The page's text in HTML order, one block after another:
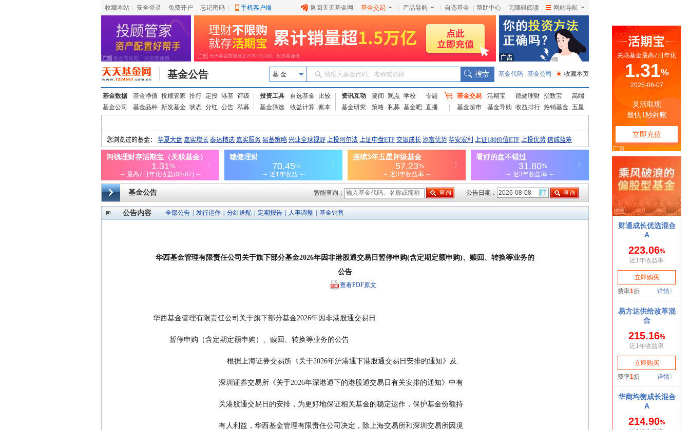
收藏本站 安全登录 免费开户 忘记密码 手机客户端 返回天天基金网 基金交易 产品导购 自选基金 帮助中心 无障碍阅读 网站导航
基金公告 基 金 请输入基金代码、名称或简拼 基金代码 基金公司 ★ 收藏本页
基金数据 基金净值 投顾管家 排行 定投 港基 评级
基金公司
基金品种 新发基金 状态 分红 公告 私募
投资工具 自选基金
比较
基金筛选
收益计算 账本
资讯互动 要闻 观点 学校
专题
基金研究
策略 私募 基金吧 直播
基金交易 活期宝 稳健理财 指数宝
高端
基金超市
基金导购 收益排行 热销基金 五星
基金公告 智能查询： 公告日期：
公告内容 全部公告 发行运作 分红送配 定期报告 人事调整 基金销售
华西基金管理有限责任公司关于旗下部分基金2026年因非港股通交易日暂停申购(含定期定额申购)、赎回、转换等业务的
公告
查看PDF原文
华西基金管理有限责任公司关于旗下部分基金2026年因非港股通交易日
        暂停申购（含定期定额申购）、赎回、转换等业务的公告
                                    根据上海证券交易所《关于2026年沪港通下港股通交易日安排的通知》及
                                深圳证券交易所《关于2026年深港通下的港股通交易日有关安排的通知》中有
                                关港股通交易日的安排，为更好地保证相关基金的稳定运作，保护基金份额持
                                有人利益，华西基金管理有限责任公司决定，除上海交易所和深圳交易所因境